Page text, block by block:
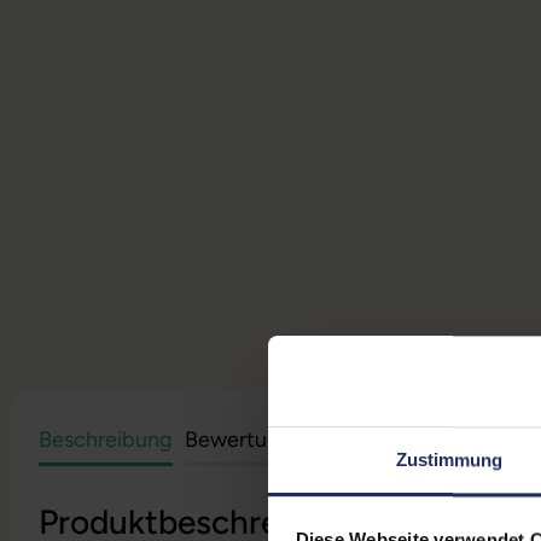
Zustimmung
Beschreibung Bewertungen
Produktbeschreibung